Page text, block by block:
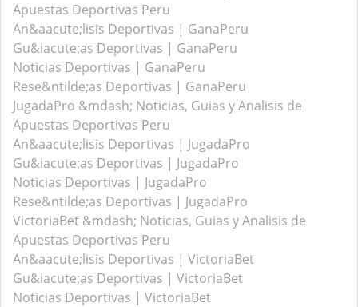
Apuestas Deportivas Peru
An&aacute;lisis Deportivas | GanaPeru
Gu&iacute;as Deportivas | GanaPeru
Noticias Deportivas | GanaPeru
Rese&ntilde;as Deportivas | GanaPeru
JugadaPro &mdash; Noticias, Guias y Analisis de
Apuestas Deportivas Peru
An&aacute;lisis Deportivas | JugadaPro
Gu&iacute;as Deportivas | JugadaPro
Noticias Deportivas | JugadaPro
Rese&ntilde;as Deportivas | JugadaPro
VictoriaBet &mdash; Noticias, Guias y Analisis de
Apuestas Deportivas Peru
An&aacute;lisis Deportivas | VictoriaBet
Gu&iacute;as Deportivas | VictoriaBet
Noticias Deportivas | VictoriaBet